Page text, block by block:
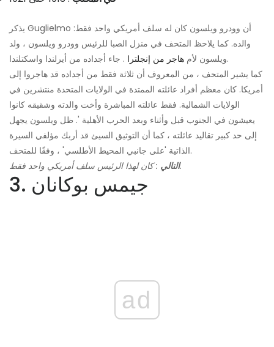
يذكر Guglielmo أن وودرو ويلسون كان له سلف أمريكي واحد فقط:
والده. كما يلاحظ المتحف في منزل الصبا للرئيس وودرو ويلسون ، ولد
ويلسون لأم هاجر من إنجلترا
. جاء أجداده من أيرلندا واسكتلندا.
كما يشير المتحف ، من المعروف أن ثلاثة فقط من أجداده قد هاجروا إلى
أمريكا. كان معظم أفراد عائلته الممتدة في الولايات المتحدة منتشرين في
الولايات الشمالية. فقط عائلته المباشرة وأخت والدته وشقيقه كانوا
يعيشون في الجنوب قبل وأثناء وبعد الحرب الأهلية '. ظل ويلسون يجهل
إلى حد كبير تقاليد عائلته ، كما أن التوثيق السيئ قد أربك مؤلفي السيرة
الذاتية 'على جانبي المحيط الأطلسي' ، وفقًا للمتحف.
التالي: كان لهذا الرئيس سلف أمريكي واحد فقط.
3. جيمس بوكانان
ad